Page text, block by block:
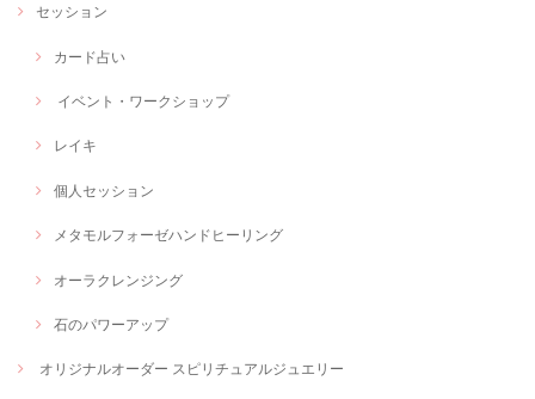
セッション
カード占い
イベント・ワークショップ
レイキ
個人セッション
メタモルフォーゼハンドヒーリング
オーラクレンジング
石のパワーアップ
オリジナルオーダー スピリチュアルジュエリー